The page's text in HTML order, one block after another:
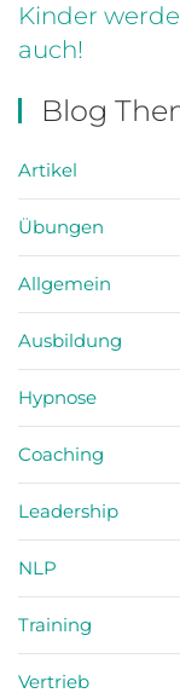
Kinder
auch!
Blog
Artikel
Übungen
Allgemein
Ausbildung
Hypnose
Coaching
Leadership
NLP
Training
Vertrieb